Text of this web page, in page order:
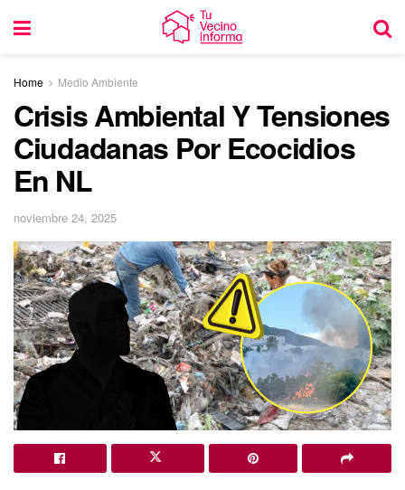
Home Medio Ambiente
Crisis Ambiental Y Tensiones
Ciudadanas Por Ecocidios
En NL
noviembre 24, 2025